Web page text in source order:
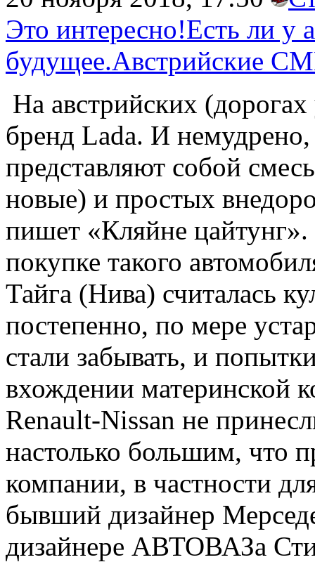
Это интересно!Есть ли у
будущее.Австрийские
На австрийских (дорогах
бренд Lada. И
представляют собой
новые) и простых
пишет «Кляйне
покупке такого
Тайга (Нива) считалась
постепенно, по мере
стали забывать, и
вхождении
Renault-Nissan не
настолько большим, что
компании, в частности
бывший дизайнер
дизайнере АВТОВАЗа